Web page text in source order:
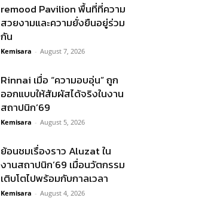
remood Pavilion พื้นที่ที่ความ
สวยงามและความยั่งยืนอยู่ร่วม
กัน
Kemisara - August 7, 2026
Rinnai เมื่อ “ความอบอุ่น” ถูก
ออกแบบให้สัมผัสได้จริงในงาน
สถาปนิก’69
Kemisara - August 5, 2026
ย้อนชมเรื่องราว Aluzat ใน
งานสถาปนิก’69 เมื่อนวัตกรรม
เติบโตไปพร้อมกับกาลเวลา
Kemisara - August 4, 2026